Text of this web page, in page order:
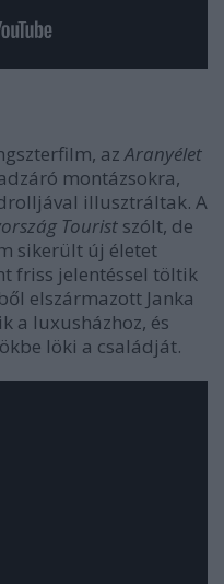
azAranyélet
montázsokra,
illusztráltak. A
Tourist szólt, de
sikerült új életet
friss jelentéssel töltik
elszármazott Janka
a luxusházhoz, és
löki a családját.